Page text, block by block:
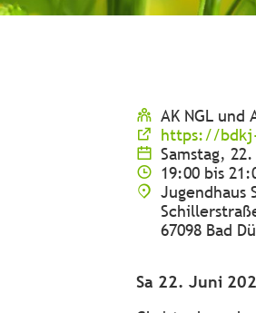
AK NGL und
https://
Samstag,
19:00 bis
Jugendhaus
67098 Bad
Sa 22. Juni